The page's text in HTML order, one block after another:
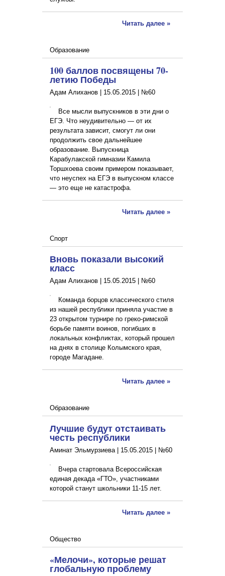
Читать далее »
Образование
100 баллов посвящены 70-
летию Победы
Адам Алиханов | 15.05.2015 №60
Все мысли выпускников в эти дни о
ЕГЭ. Что неудивительно — от их
результата зависит, смогут ли они
продолжить свое дальнейшее
образование. Выпускница
Карабулакской гимназии Камила
Торшхоева своим примером показывает,
что неуспех на ЕГЭ в выпускном классе
— это еще не катастрофа.
Читать далее »
Спорт
Вновь показали высокий
класс
Адам Алиханов | 15.05.2015 №60
Команда борцов классического стиля
из нашей республики приняла участие в
23 открытом турнире по греко-римской
борьбе памяти воинов, погибших в
локальных конфликтах, который прошел
на днях в столице Колымского края,
городе Магадане.
Читать далее »
Образование
Лучшие будут отстаивать
честь республики
Аминат Эльмурзиева | 15.05.2015 №60
Вчера стартовала Всероссийская
единая декада «ГТО», участниками
которой станут школьники 11-15 лет.
Читать далее »
Общество
«Мелочи», которые решат
глобальную проблему